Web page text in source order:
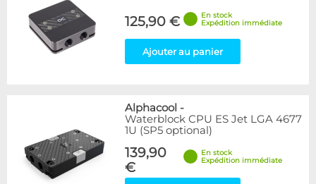
125,90 €
En stock
Expédition immédiate
Ajouter au panier
Alphacool -
Waterblock CPU ES Jet LGA 4677
1U (SP5 optional)
139,90
€
En stock
Expédition immédiate